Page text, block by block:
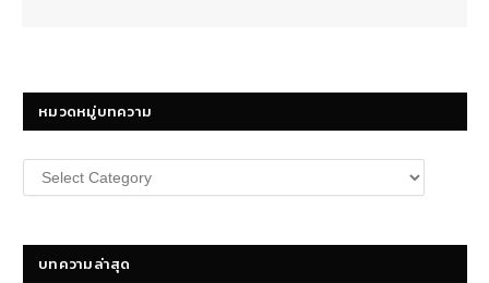
หมวดหมู่บทความ
หมวด
หมู่
บทความล่าสุด